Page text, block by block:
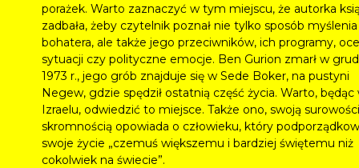
porażek. Warto zaznaczyć w tym miejscu, że autorka
zadbała, żeby czytelnik poznał nie tylko sposób
bohatera, ale także jego przeciwników, ich programy,
sytuacji czy polityczne emocje. Ben Gurion zmarł w
1973 r., jego grób znajduje się w Sede Boker, na pustyni
Negew, gdzie spędził ostatnią część życia. Warto, będąc
Izraelu, odwiedzić to miejsce. Także ono, swoją
skromnością opowiada o człowieku, który
swoje życie „czemuś większemu i bardziej świętemu niż
cokolwiek na świecie”.